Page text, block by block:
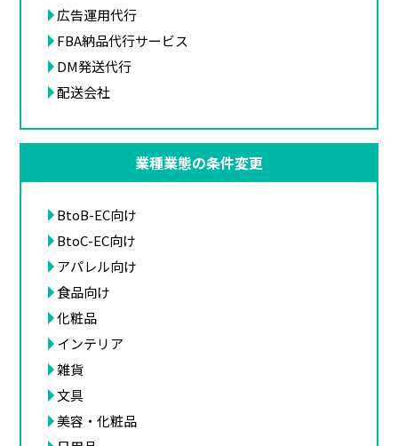
広告運用代行
FBA納品代行サービス
DM発送代行
配送会社
業種業態の条件変更
BtoB-EC向け
BtoC-EC向け
アパレル向け
食品向け
化粧品
インテリア
雑貨
文具
美容・化粧品